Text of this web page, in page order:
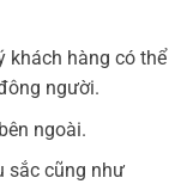
khách hàng có thể
người.
ngoài.
sắc cũng như